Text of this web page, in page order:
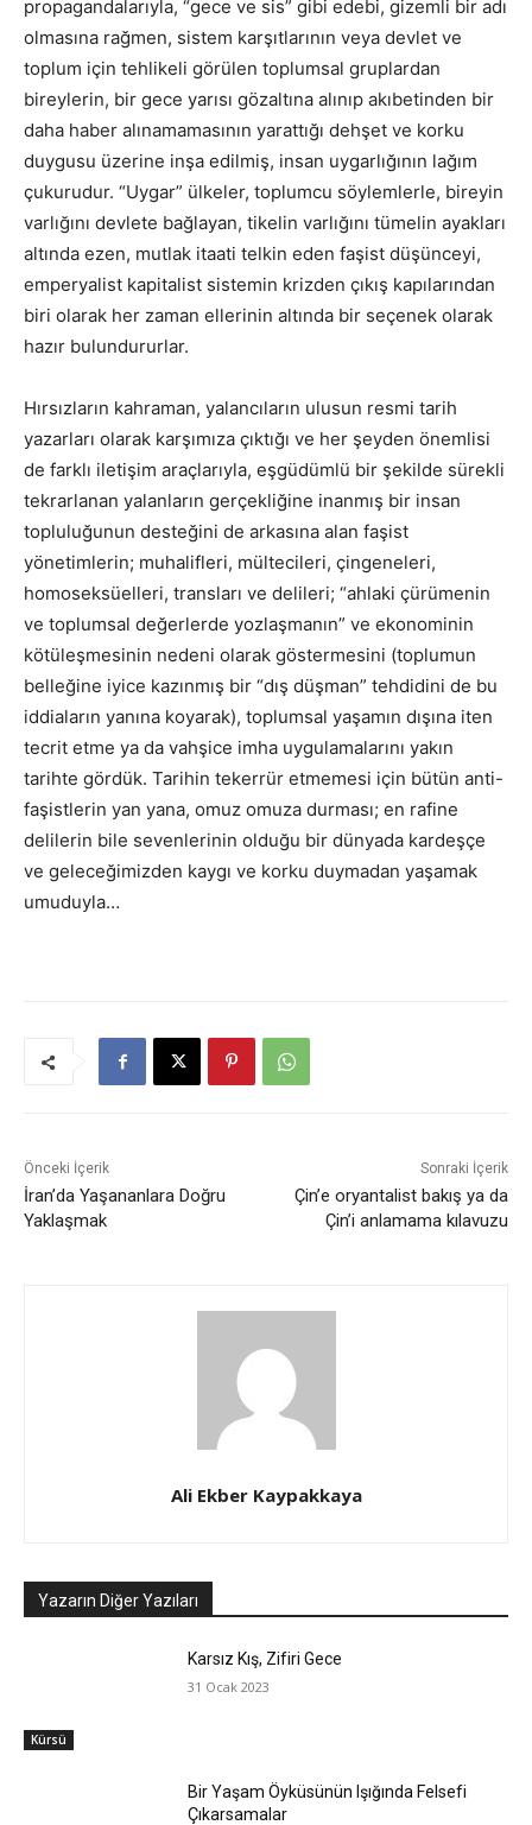
propagandalarıyla, “gece ve sis” gibi edebi, gizemli bir adı
olmasına rağmen, sistem karşıtlarının veya devlet ve
toplum için tehlikeli görülen toplumsal gruplardan
bireylerin, bir gece yarısı gözaltına alınıp akıbetinden bir
daha haber alınamamasının yarattığı dehşet ve korku
duygusu üzerine inşa edilmiş, insan uygarlığının lağım
çukurudur. “Uygar” ülkeler, toplumcu söylemlerle, bireyin
varlığını devlete bağlayan, tikelin varlığını tümelin ayakları
altında ezen, mutlak itaati telkin eden faşist düşünceyi,
emperyalist kapitalist sistemin krizden çıkış kapılarından
biri olarak her zaman ellerinin altında bir seçenek olarak
hazır bulundururlar.
Hırsızların kahraman, yalancıların ulusun resmi tarih
yazarları olarak karşımıza çıktığı ve her şeyden önemlisi
de farklı iletişim araçlarıyla, eşgüdümlü bir şekilde sürekli
tekrarlanan yalanların gerçekliğine inanmış bir insan
topluluğunun desteğini de arkasına alan faşist
yönetimlerin; muhalifleri, mültecileri, çingeneleri,
homoseksüelleri, transları ve delileri; “ahlaki çürümenin
ve toplumsal değerlerde yozlaşmanın” ve ekonominin
kötüleşmesinin nedeni olarak göstermesini (toplumun
belleğine iyice kazınmış bir “dış düşman” tehdidini de bu
iddiaların yanına koyarak), toplumsal yaşamın dışına iten
tecrit etme ya da vahşice imha uygulamalarını yakın
tarihte gördük. Tarihin tekerrür etmemesi için bütün anti-
faşistlerin yan yana, omuz omuza durması; en rafine
delilerin bile sevenlerinin olduğu bir dünyada kardeşçe
ve geleceğimizden kaygı ve korku duymadan yaşamak
umuduyla…
Önceki İçerik
İran’da Yaşananlara Doğru
Yaklaşmak
Sonraki İçerik
Çin’e oryantalist bakış ya da
Çin’i anlamama kılavuzu
Ali Ekber Kaypakkaya
Yazarın Diğer Yazıları
Kürsü
Karsız Kış, Zifiri Gece
31 Ocak 2023
Bir Yaşam Öyküsünün Işığında Felsefi
Çıkarsamalar